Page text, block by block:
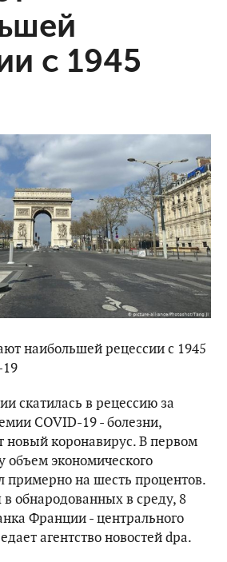
с 1945
наибольшей рецессии с 1945
скатилась в рецессию за
COVID-19 - болезни,
новый коронавирус. В первом
объем экономического
примерно на шесть процентов.
в обнародованных в среду, 8
Франции - центрального
агентство новостей dpa.